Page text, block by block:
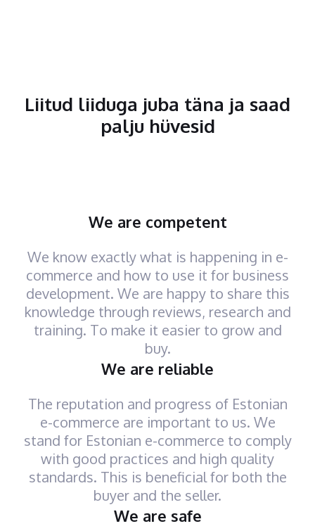
Liitud liiduga juba täna ja saad
palju hüvesid
We are competent
We know exactly what is happening in e-
commerce and how to use it for business
development. We are happy to share this
knowledge through reviews, research and
training. To make it easier to grow and
buy.
We are reliable
The reputation and progress of Estonian
e-commerce are important to us. We
stand for Estonian e-commerce to comply
with good practices and high quality
standards. This is beneficial for both the
buyer and the seller.
We are safe